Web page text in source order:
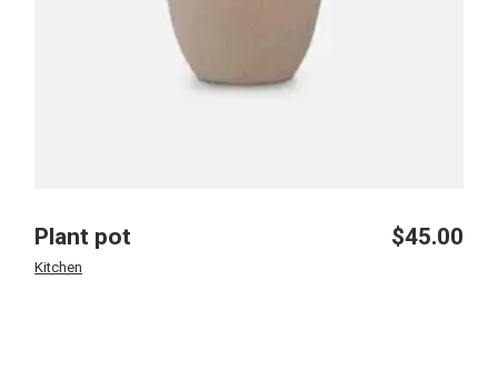
Plant pot $45.00
Kitchen